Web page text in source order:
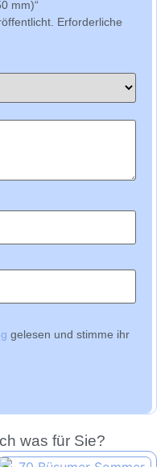
mm)“
Erforderliche
gelesen und stimme ihr
was für Sie?